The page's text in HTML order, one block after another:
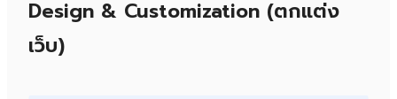
Design & Customization (ตกแต่ง
เว็บ)